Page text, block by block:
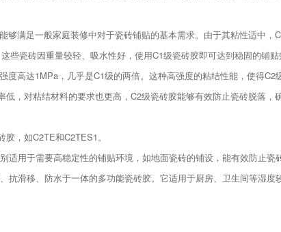
够满足一般家庭装修中对于瓷砖铺贴的基本需求。由于其粘性适中
瓷砖因重量较轻、吸水性好，使用C1级瓷砖胶即可达到稳固的铺贴
度高达1MPa，几乎是C1级的两倍。这种高强度的粘结性能，使得
，对粘结材料的要求也更高，C2级瓷砖胶能够有效防止瓷砖脱落，
，如C2TE和C2TES1。
用于需要高稳定性的铺贴环境，如地面瓷砖的铺设，能有效防止瓷
抗滑移、防水于一体的多功能瓷砖胶。它适用于厨房、卫生间等湿